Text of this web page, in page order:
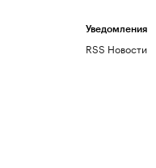
Уведомления
RSS Новости